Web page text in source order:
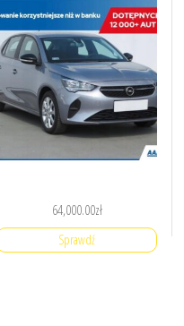
64,000.00zł
Sprawdź